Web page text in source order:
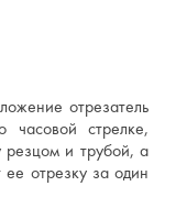
отрезатель
стрелке,
резцом и трубой, а
отрезку за один